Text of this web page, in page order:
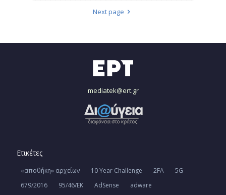
Next page
mediatek@ert.gr
Ετικέτες
«αποθήκη» αρχείων 10 Year Challenge 2FA
5G
679/2016
95/46/ΕΚ AdSense
adware